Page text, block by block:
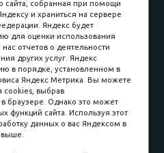
Контакты
к оплате
сайта, собранная при помощи
и храниться на сервере
Яндекс будет
для оценки использования
отчетов о деятельности
других услуг. Яндекс
в порядке, установленном в
Яндекс Метрика. Вы можете
cookies, выбрав
браузере. Однако это может
функций сайта. Используя этот
данных о вас Яндексом в